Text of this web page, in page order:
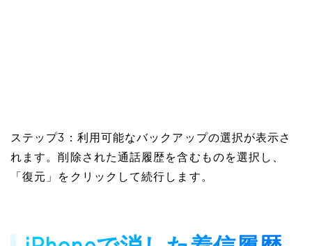
ステップ3：利用可能なバックアップの選択が表示さ
れます。削除された通話履歴を含むものを選択し、
「復元」をクリックして続行します。